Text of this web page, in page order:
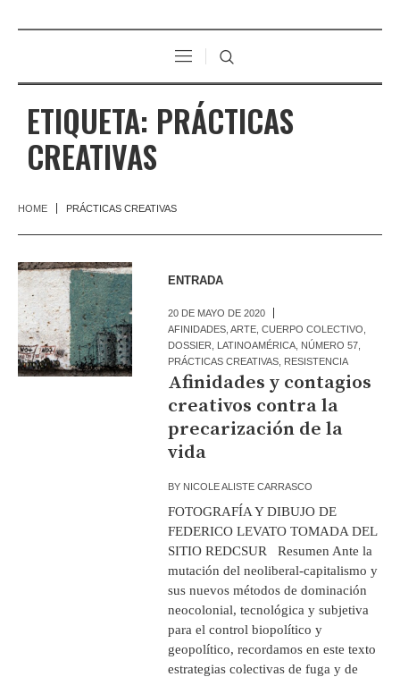
ETIQUETA: PRÁCTICAS
CREATIVAS
HOME PRÁCTICAS CREATIVAS
ENTRADA
20 DE MAYO DE 2020
AFINIDADES ,ARTE ,CUERPO COLECTIVO
DOSSIER
LATINOAMÉRICA NÚMERO 57
PRÁCTICAS CREATIVAS RESISTENCIA
Afinidades y contagios
creativos contra la
precarización de la
vida
BY NICOLE ALISTE CARRASCO
FOTOGRAFÍA Y DIBUJO DE
FEDERICO LEVATO TOMADA DEL
SITIO REDCSUR Resumen Ante la
mutación del neoliberal-capitalismo y
sus nuevos métodos de dominación
neocolonial, tecnológica y subjetiva
para el control biopolítico y
geopolítico, recordamos en este texto
estrategias colectivas de fuga y de